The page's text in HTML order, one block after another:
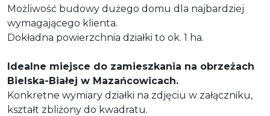
Możliwość budowy dużego domu dla najbardziej
wymagającego klienta.
Dokładna powierzchnia działki to ok. 1 ha.
Idealne miejsce do zamieszkania na obrzeżach
Bielska-Białej w Mazańcowicach.
Konkretne wymiary działki na zdjęciu w załączniku,
kształt zbliżony do kwadratu.